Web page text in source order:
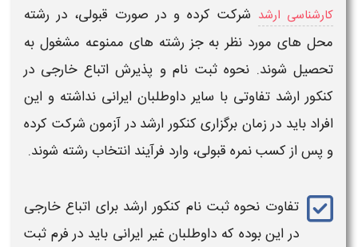
کارشناسی ارشد شرکت کرده و در صورت قبولی، در رشته
محل های مورد نظر به جز رشته های ممنوعه مشغول به
تحصیل شوند. نحوه ثبت نام و پذیرشاتباع خارجی در
کنکور ارشد تفاوتی با سایر داوطلبان ایرانی نداشته و این
افراد باید در زمان برگزاری کنکور ارشددر آزمون شرکت کرده
و پس از کسب نمره قبولی، وارد فرآیند انتخاب رشته شوند.
تفاوت نحوه ثبت نام کنکور ارشدبرایاتباع خارجی
در این بوده که داوطلبان غیر ایرانی باید در فرم ثبت